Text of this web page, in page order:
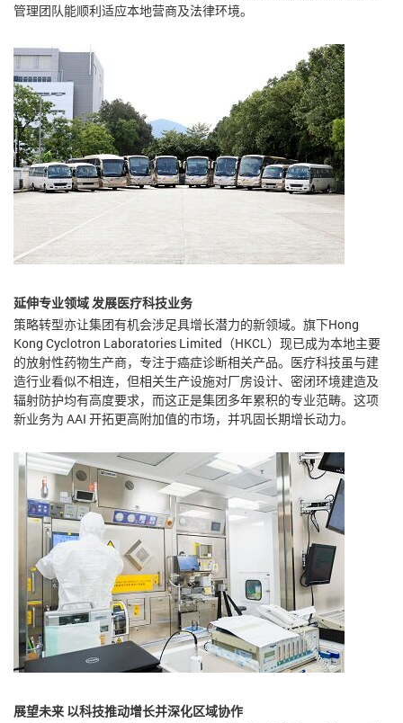
管理团队能顺利适应本地营商及法律环境。
延伸专业领域 发展医疗科技业务
策略转型亦让集团有机会涉足具增长潜力的新领域。旗下Hong
Kong Cyclotron Laboratories Limited（HKCL）现已成为本地主要
的放射性药物生产商，专注于癌症诊断相关产品。医疗科技虽与建
造行业看似不相连，但相关生产设施对厂房设计、密闭环境建造及
辐射防护均有高度要求，而这正是集团多年累积的专业范畴。这项
新业务为 AAI 开拓更高附加值的市场，并巩固长期增长动力。
展望未来 以科技推动增长并深化区域协作